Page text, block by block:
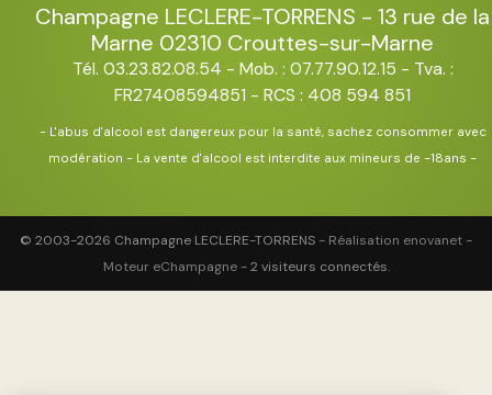
Champagne LECLERE-TORRENS - 13 rue de la
Marne 02310 Crouttes-sur-Marne
Tél. 03.23.82.08.54 - Mob. : 07.77.90.12.15 - Tva. :
FR27408594851 - RCS : 408 594 851
- L'abus d'alcool est dangereux pour la santé, sachez consommer avec
modération - La vente d'alcool est interdite aux mineurs de -18ans -
© 2003-2026 Champagne LECLERE-TORRENS - Réalisation enovanet -
Moteur eChampagne- 2 visiteurs connectés.